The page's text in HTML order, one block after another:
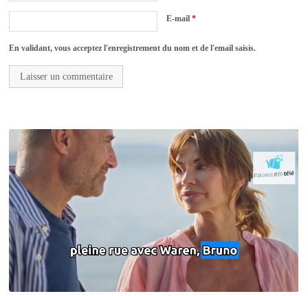
E-mail*
En validant, vous acceptez l'enregistrement du nom et de l'email saisis.